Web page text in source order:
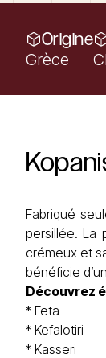
Origine
Grèce
Fabriqué
persillée. La
crémeux et
bénéficie
Découvrez
* Feta
* Kefalotiri
* Kasseri